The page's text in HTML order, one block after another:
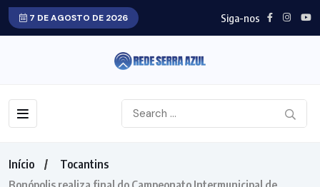
7 DE AGOSTO DE 2026 Siga-nos
Início
Tocantins